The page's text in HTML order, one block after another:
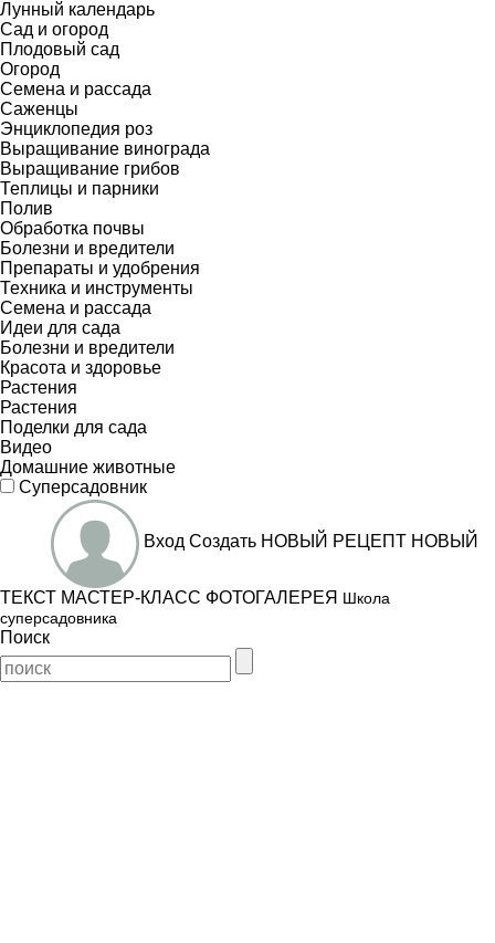
Лунный календарь
Сад и огород
Плодовый сад
Огород
Семена и рассада
Саженцы
Энциклопедия роз
Выращивание винограда
Выращивание грибов
Теплицы и парники
Полив
Обработка почвы
Болезни и вредители
Препараты и удобрения
Техника и инструменты
Семена и рассада
Идеи для сада
Болезни и вредители
Красота и здоровье
Растения
Растения
Поделки для сада
Видео
Домашние животные
Суперсадовник
Вход Создать НОВЫЙ РЕЦЕПТ НОВЫЙ
ТЕКСТ МАСТЕР-КЛАСС ФОТОГАЛЕРЕЯ Школа
суперсадовника
Поиск